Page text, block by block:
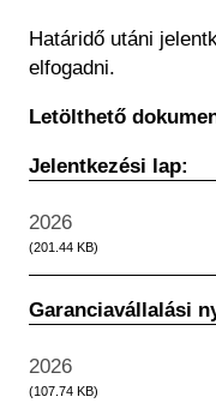
Határidő utáni
elfogadni.
Letölthető
Jelentkezési lap:
Év
2026
Fájl
(201.44 KB)
Garanciavállalási
Év
2026
Fájl
(107.74 KB)